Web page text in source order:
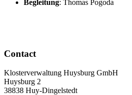
Begleitung: Thomas Pogoda
Contact
Klosterverwaltung Huysburg GmbH
Huysburg 2
38838 Huy-Dingelstedt